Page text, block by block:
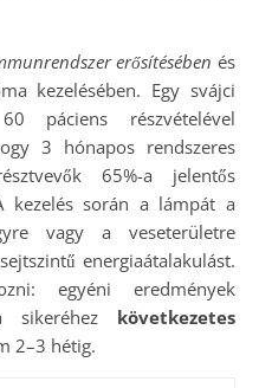
erősítésében és
kezelésében. Egy svájci
páciens részvételével
3 hónapos rendszeres
65%-a jelentős
kezelés során a lámpát a
vagy a veseterületre
energiaátalakulást.
egyéni eredmények
sikeréhez következetes
2–3 hétig.